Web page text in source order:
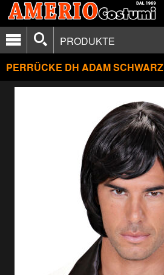
PRODUKTE
PERRÜCKE DH ADAM SCHWARZ